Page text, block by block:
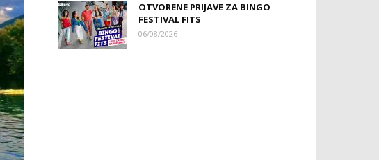
OTVORENE PRIJAVE ZA BINGO
FESTIVAL FITS
06/08/2026